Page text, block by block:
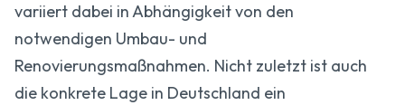
variiert dabei in Abhängigkeit von den
notwendigen Umbau- und
Renovierungsmaßnahmen. Nicht zuletzt ist auch
die konkrete Lage in Deutschland ein